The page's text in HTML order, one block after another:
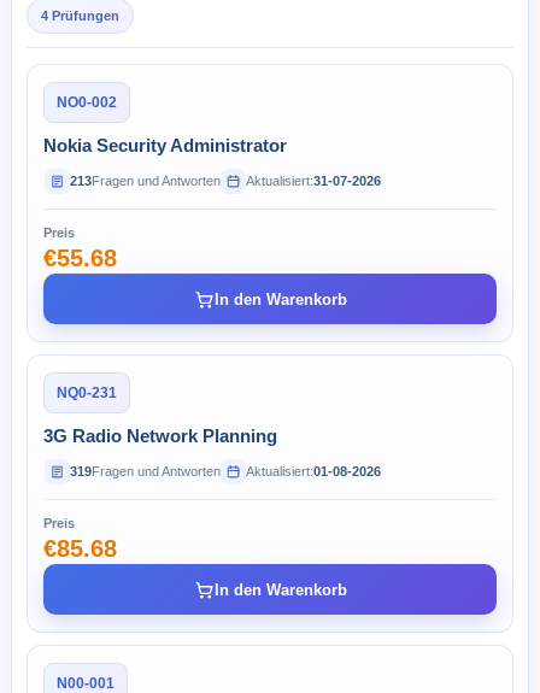
4 Prüfungen
NO0-002
Nokia Security Administrator
213Fragen und Antworten Aktualisiert:31-07-2026
Preis
€55.68
In den Warenkorb
NQ0-231
3G Radio Network Planning
319Fragen und Antworten Aktualisiert:01-08-2026
Preis
€85.68
In den Warenkorb
N00-001